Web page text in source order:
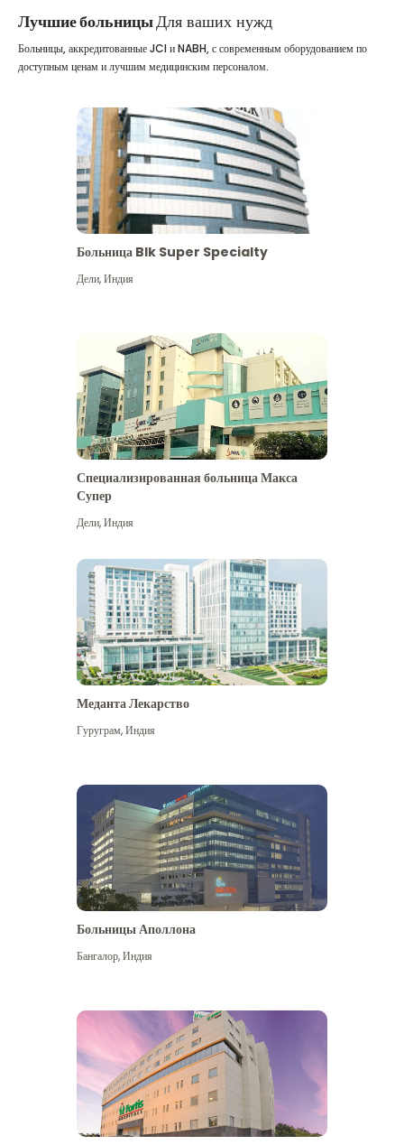
Лучшие больницыДля ваших нужд
Посмотреть больше
Больницы, аккредитованные JCI и NABH, с современным оборудованием по
доступным ценам и лучшим медицинским персоналом.
Больница Blk Super Specialty
Дели,Индия
Специализированная больница Макса
Супер
Дели,Индия
Меданта Лекарство
Гуруграм,Индия
Больницы Аполлона
Бангалор,Индия